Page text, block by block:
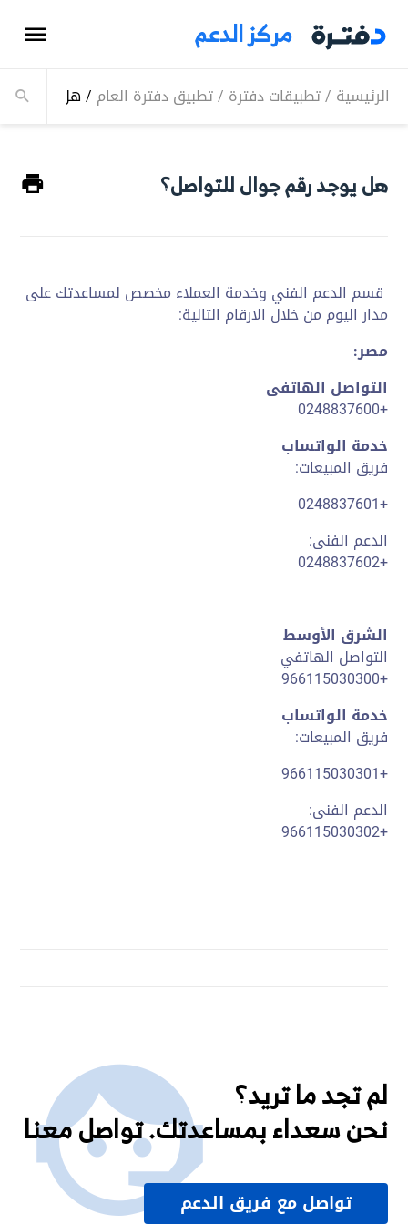
مركز الدعم
الرئيسية /تطبيقات دفترة /تطبيق دفترة العام /هل يوجد
هل يوجد رقم جوال للتواصل؟
قسم الدعم الفني وخدمة العملاء مخصص لمساعدتك على
مدار اليوم من خلال الارقام التالية:
مصر:
التواصل الهاتفى
+0248837600
خدمة الواتساب
فريق المبيعات:
+0248837601
الدعم الفنى:
+0248837602
الشرق الأوسط
التواصل الهاتفي
+966115030300
خدمة الواتساب
فريق المبيعات:
+966115030301
الدعم الفنى:
+966115030302
لم تجد ما تريد؟
نحن سعداء بمساعدتك. تواصل معنا
تواصل مع فريق الدعم